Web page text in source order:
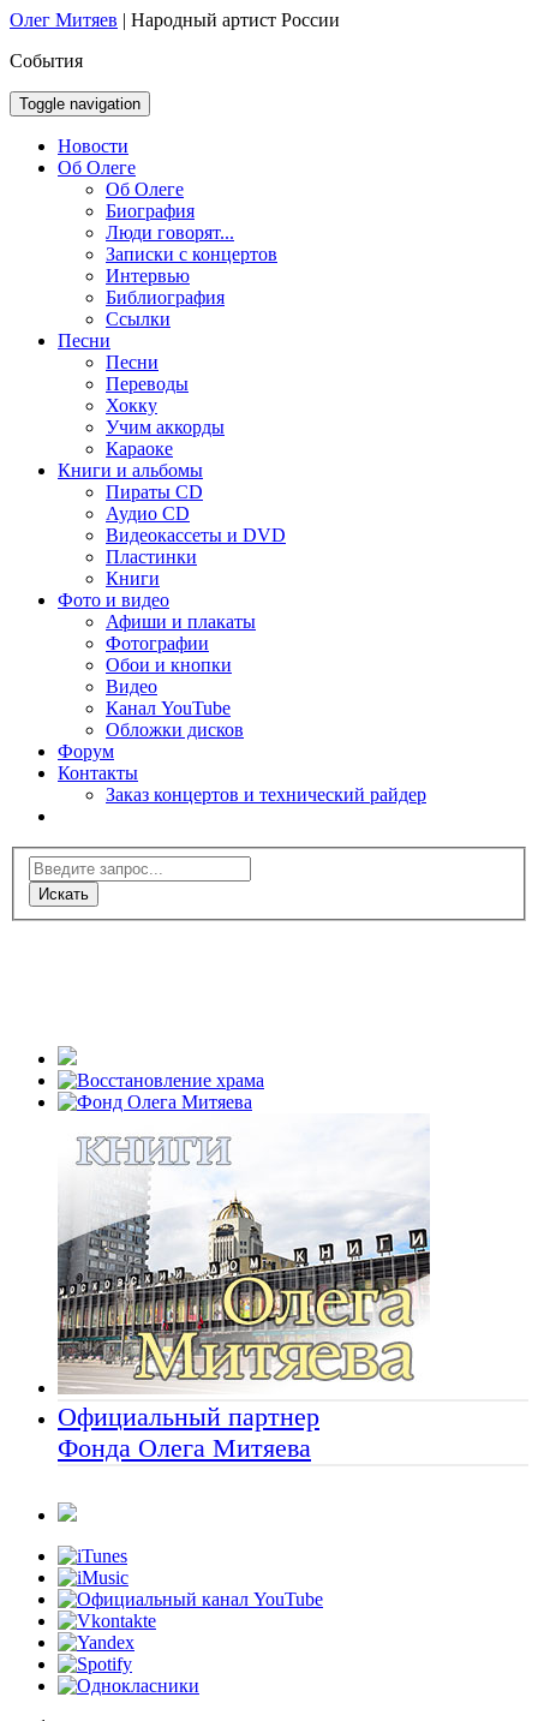
Олег Митяев | Народный артист России
События
Toggle navigation
Новости
Об Олеге
Об Олеге
Биография
Люди говорят...
Записки с концертов
Интервью
Библиография
Ссылки
Песни
Песни
Переводы
Хокку
Учим аккорды
Караоке
Книги и альбомы
Пираты CD
Аудио CD
Видеокассеты и DVD
Пластинки
Книги
Фото и видео
Афиши и плакаты
Фотографии
Обои и кнопки
Видео
Канал YouTube
Обложки дисков
Форум
Контакты
Заказ концертов и технический райдер
Искать
Официальный партнер
Фонда Олега Митяева